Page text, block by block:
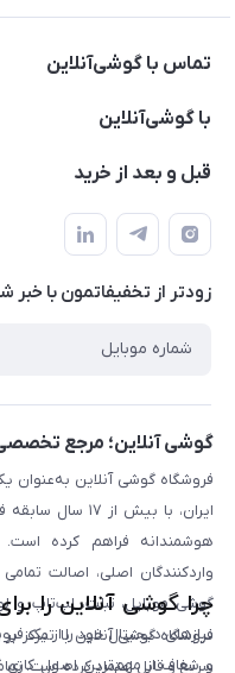
تماس با گوشی‌آنلاین
۰۲۱91001221
با گوشی‌آنلاین
درباره ما
حساب کاربری
حریم خصوصی
بلاگ
قبل و بعد از خرید
نحوه خرید از گوشی آنلاین
شرایط ضمانت هفت روزه
روش ارسال کالا در گوشی
روش بازگردانی کالا
زودتر از تخفیفاتمون با خبر
گوشی آنلاین؛ مرجع تخصصی
فروشگاه گوشی آنلاین به‌عنوان
ایران، با بیش
هوشمندانه فراهم کرده
واردکنندگان اصلی، اصالت
گوشی موبایل، تبلت، لپ‌تاپ و
نیازهای دیجیتال خود را از یک
و شفاف از مهم‌ترین اصول کاری
چرا گوشی آنلاین را
فروشگاه گوشی آنلاین با تمرکز
سریع و قابل اعتماد کرده است.